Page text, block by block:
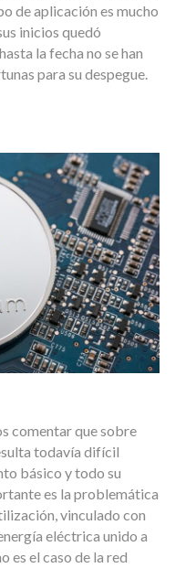
de aplicación es mucho
inicios quedó
la fecha no se han
para su despegue.
comentar que sobre
todavía difícil
básico y todo su
es la problemática
vinculado con
eléctrica unido a
es el caso de la red